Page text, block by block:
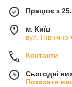
Працює з
м. Київ
вул.
Контакти
Сьогодні
Показати